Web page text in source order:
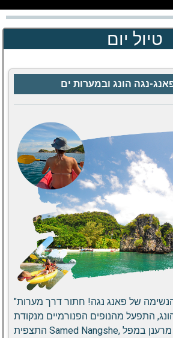
טיול יום
נגה הונג ובמערות ים
"גלה את היופי עוצר הנשימה של פאנג נגה! חתור דרך מערות
התפעל מהנופים הפנורמיים מנקודת
התצפית Samed Nangshe, והתקרר בביקור מרענן במפל